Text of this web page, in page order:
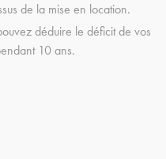
de la mise en location.
déduire le déficit de vos
10 ans.